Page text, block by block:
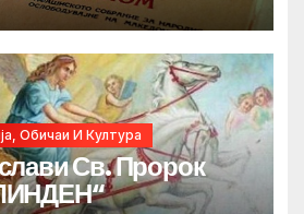
Обичаи И Култура
Св. Пророк